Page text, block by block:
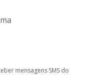
mensagens SMS do